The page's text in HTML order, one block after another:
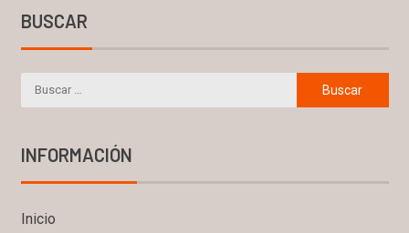
BUSCAR
INFORMACIÓN
Inicio